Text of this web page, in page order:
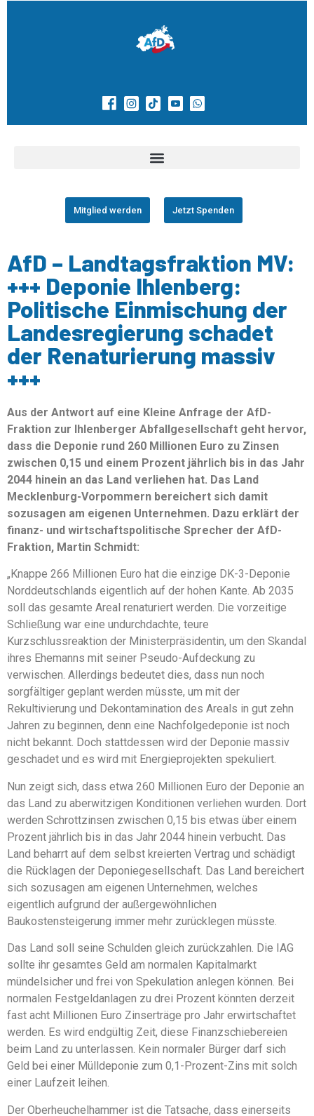
Mitglied werden Jetzt Spenden
AfD – Landtagsfraktion MV:
+++ Deponie Ihlenberg:
Politische Einmischung der
Landesregierung schadet
der Renaturierung massiv
+++
Aus der Antwort auf eine Kleine Anfrage der AfD-
Fraktion zur Ihlenberger Abfallgesellschaft geht hervor,
dass die Deponie rund 260 Millionen Euro zu Zinsen
zwischen 0,15 und einem Prozent jährlich bis in das Jahr
2044 hinein an das Land verliehen hat. Das Land
Mecklenburg-Vorpommern bereichert sich damit
sozusagen am eigenen Unternehmen. Dazu erklärt der
finanz- und wirtschaftspolitische Sprecher der AfD-
Fraktion, Martin Schmidt:
„Knappe 266 Millionen Euro hat die einzige DK-3-Deponie
Norddeutschlands eigentlich auf der hohen Kante. Ab 2035
soll das gesamte Areal renaturiert werden. Die vorzeitige
Schließung war eine undurchdachte, teure
Kurzschlussreaktion der Ministerpräsidentin, um den Skandal
ihres Ehemanns mit seiner Pseudo-Aufdeckung zu
verwischen. Allerdings bedeutet dies, dass nun noch
sorgfältiger geplant werden müsste, um mit der
Rekultivierung und Dekontamination des Areals in gut zehn
Jahren zu beginnen, denn eine Nachfolgedeponie ist noch
nicht bekannt. Doch stattdessen wird der Deponie massiv
geschadet und es wird mit Energieprojekten spekuliert.
Nun zeigt sich, dass etwa 260 Millionen Euro der Deponie an
das Land zu aberwitzigen Konditionen verliehen wurden. Dort
werden Schrottzinsen zwischen 0,15 bis etwas über einem
Prozent jährlich bis in das Jahr 2044 hinein verbucht. Das
Land beharrt auf dem selbst kreierten Vertrag und schädigt
die Rücklagen der Deponiegesellschaft. Das Land bereichert
sich sozusagen am eigenen Unternehmen, welches
eigentlich aufgrund der außergewöhnlichen
Baukostensteigerung immer mehr zurücklegen müsste.
Das Land soll seine Schulden gleich zurückzahlen. Die IAG
sollte ihr gesamtes Geld am normalen Kapitalmarkt
mündelsicher und frei von Spekulation anlegen können. Bei
normalen Festgeldanlagen zu drei Prozent könnten derzeit
fast acht Millionen Euro Zinserträge pro Jahr erwirtschaftet
werden. Es wird endgültig Zeit, diese Finanzschiebereien
beim Land zu unterlassen. Kein normaler Bürger darf sich
Geld bei einer Mülldeponie zum 0,1-Prozent-Zins mit solch
einer Laufzeit leihen.
Der Oberheuchelhammer ist die Tatsache, dass einerseits